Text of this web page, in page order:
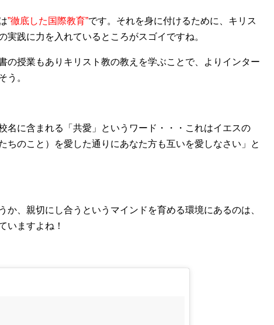
”徹底した国際教育”です。それを身に付けるために、キリス
実践に力を入れているところがスゴイですね。
の授業もありキリスト教の教えを学ぶことで、よりインター
う。
名に含まれる「共愛」というワード・・・これはイエスの
ちのこと）を愛した通りにあなた方も互いを愛しなさい」と
か、親切にし合うというマインドを育める環境にあるのは、
いますよね！